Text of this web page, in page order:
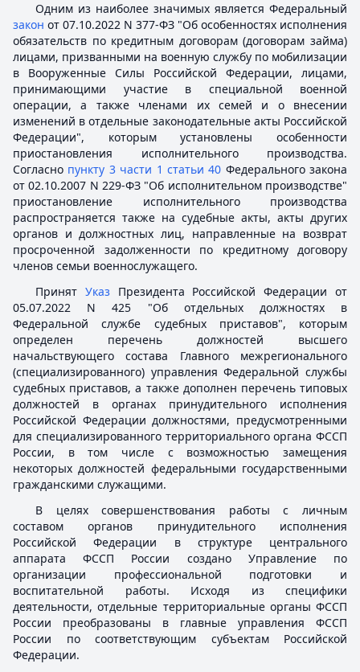
Одним из наиболее значимых является Федеральный
закон от 07.10.2022 N 377-ФЗ "Об особенностях исполнения
обязательств по кредитным договорам (договорам займа)
лицами, призванными на военную службу по мобилизации
в Вооруженные Силы Российской Федерации, лицами,
принимающими участие в специальной военной
операции, а также членами их семей и о внесении
изменений в отдельные законодательные акты Российской
Федерации", которым установлены особенности
приостановления исполнительного производства.
Согласно пункту 3 части 1 статьи 40 Федерального закона
от 02.10.2007 N 229-ФЗ "Об исполнительном производстве"
приостановление исполнительного производства
распространяется также на судебные акты, акты других
органов и должностных лиц, направленные на возврат
просроченной задолженности по кредитному договору
членов семьи военнослужащего.
Принят УказПрезидента Российской Федерации от
05.07.2022 N 425 "Об отдельных должностях в
Федеральной службе судебных приставов", которым
определен перечень должностей высшего
начальствующего состава Главного межрегионального
(специализированного) управления Федеральной службы
судебных приставов, а также дополнен перечень типовых
должностей в органах принудительного исполнения
Российской Федерации должностями, предусмотренными
для специализированного территориального органа ФССП
России, в том числе с возможностью замещения
некоторых должностей федеральными государственными
гражданскими служащими.
В целях совершенствования работы с личным
составом органов принудительного исполнения
Российской Федерации в структуре центрального
аппарата ФССП России создано Управление по
организации профессиональной подготовки и
воспитательной работы. Исходя из специфики
деятельности, отдельные территориальные органы ФССП
России преобразованы в главные управления ФССП
России по соответствующим субъектам Российской
Федерации.